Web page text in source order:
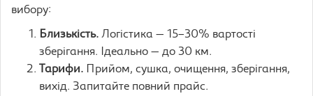
вибору:
Близькість. Логістика — 15–30% вартості
зберігання. Ідеально — до 30 км.
Тарифи. Прийом, сушка, очищення, зберігання,
вихід. Запитайте повний прайс.